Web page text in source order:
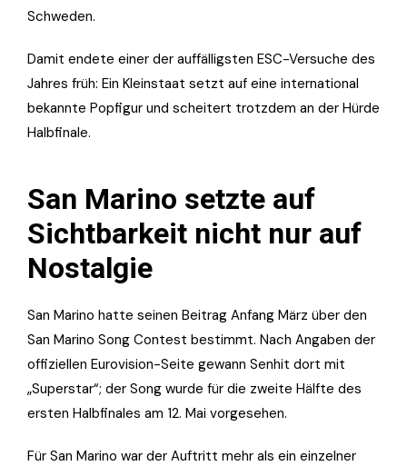
Schweden.
Damit endete einer der auffälligsten ESC-Versuche des
Jahres früh: Ein Kleinstaat setzt auf eine international
bekannte Popfigur und scheitert trotzdem an der Hürde
Halbfinale.
San Marino setzte auf
Sichtbarkeit nicht nur auf
Nostalgie
San Marino hatte seinen Beitrag Anfang März über den
San Marino Song Contest bestimmt. Nach Angaben der
offiziellen Eurovision-Seite gewann Senhit dort mit
„Superstar“; der Song wurde für die zweite Hälfte des
ersten Halbfinales am 12. Mai vorgesehen.
Für San Marino war der Auftritt mehr als ein einzelner